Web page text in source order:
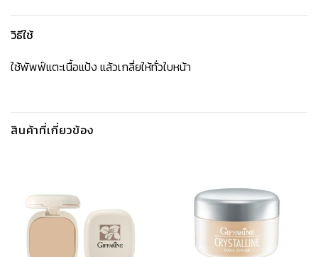
วิธีใช้
ใช้พัพฟ์แตะเนื้อแป้ง แล้วเกลี่ยให้ทั่วใบหน้า
สินค้าที่เกี่ยวข้อง